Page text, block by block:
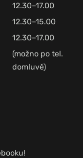
12.30–17.00
12.30–15.00
12.30–17.00
(možno po tel.
domluvě)